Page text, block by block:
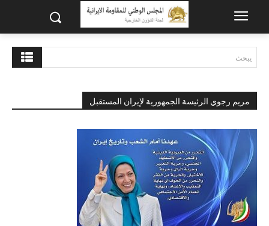
يبحث
مريم رجوي الرئيسة الجمهورية لإيران المستقبل